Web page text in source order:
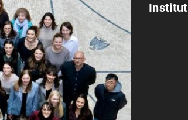
Institut